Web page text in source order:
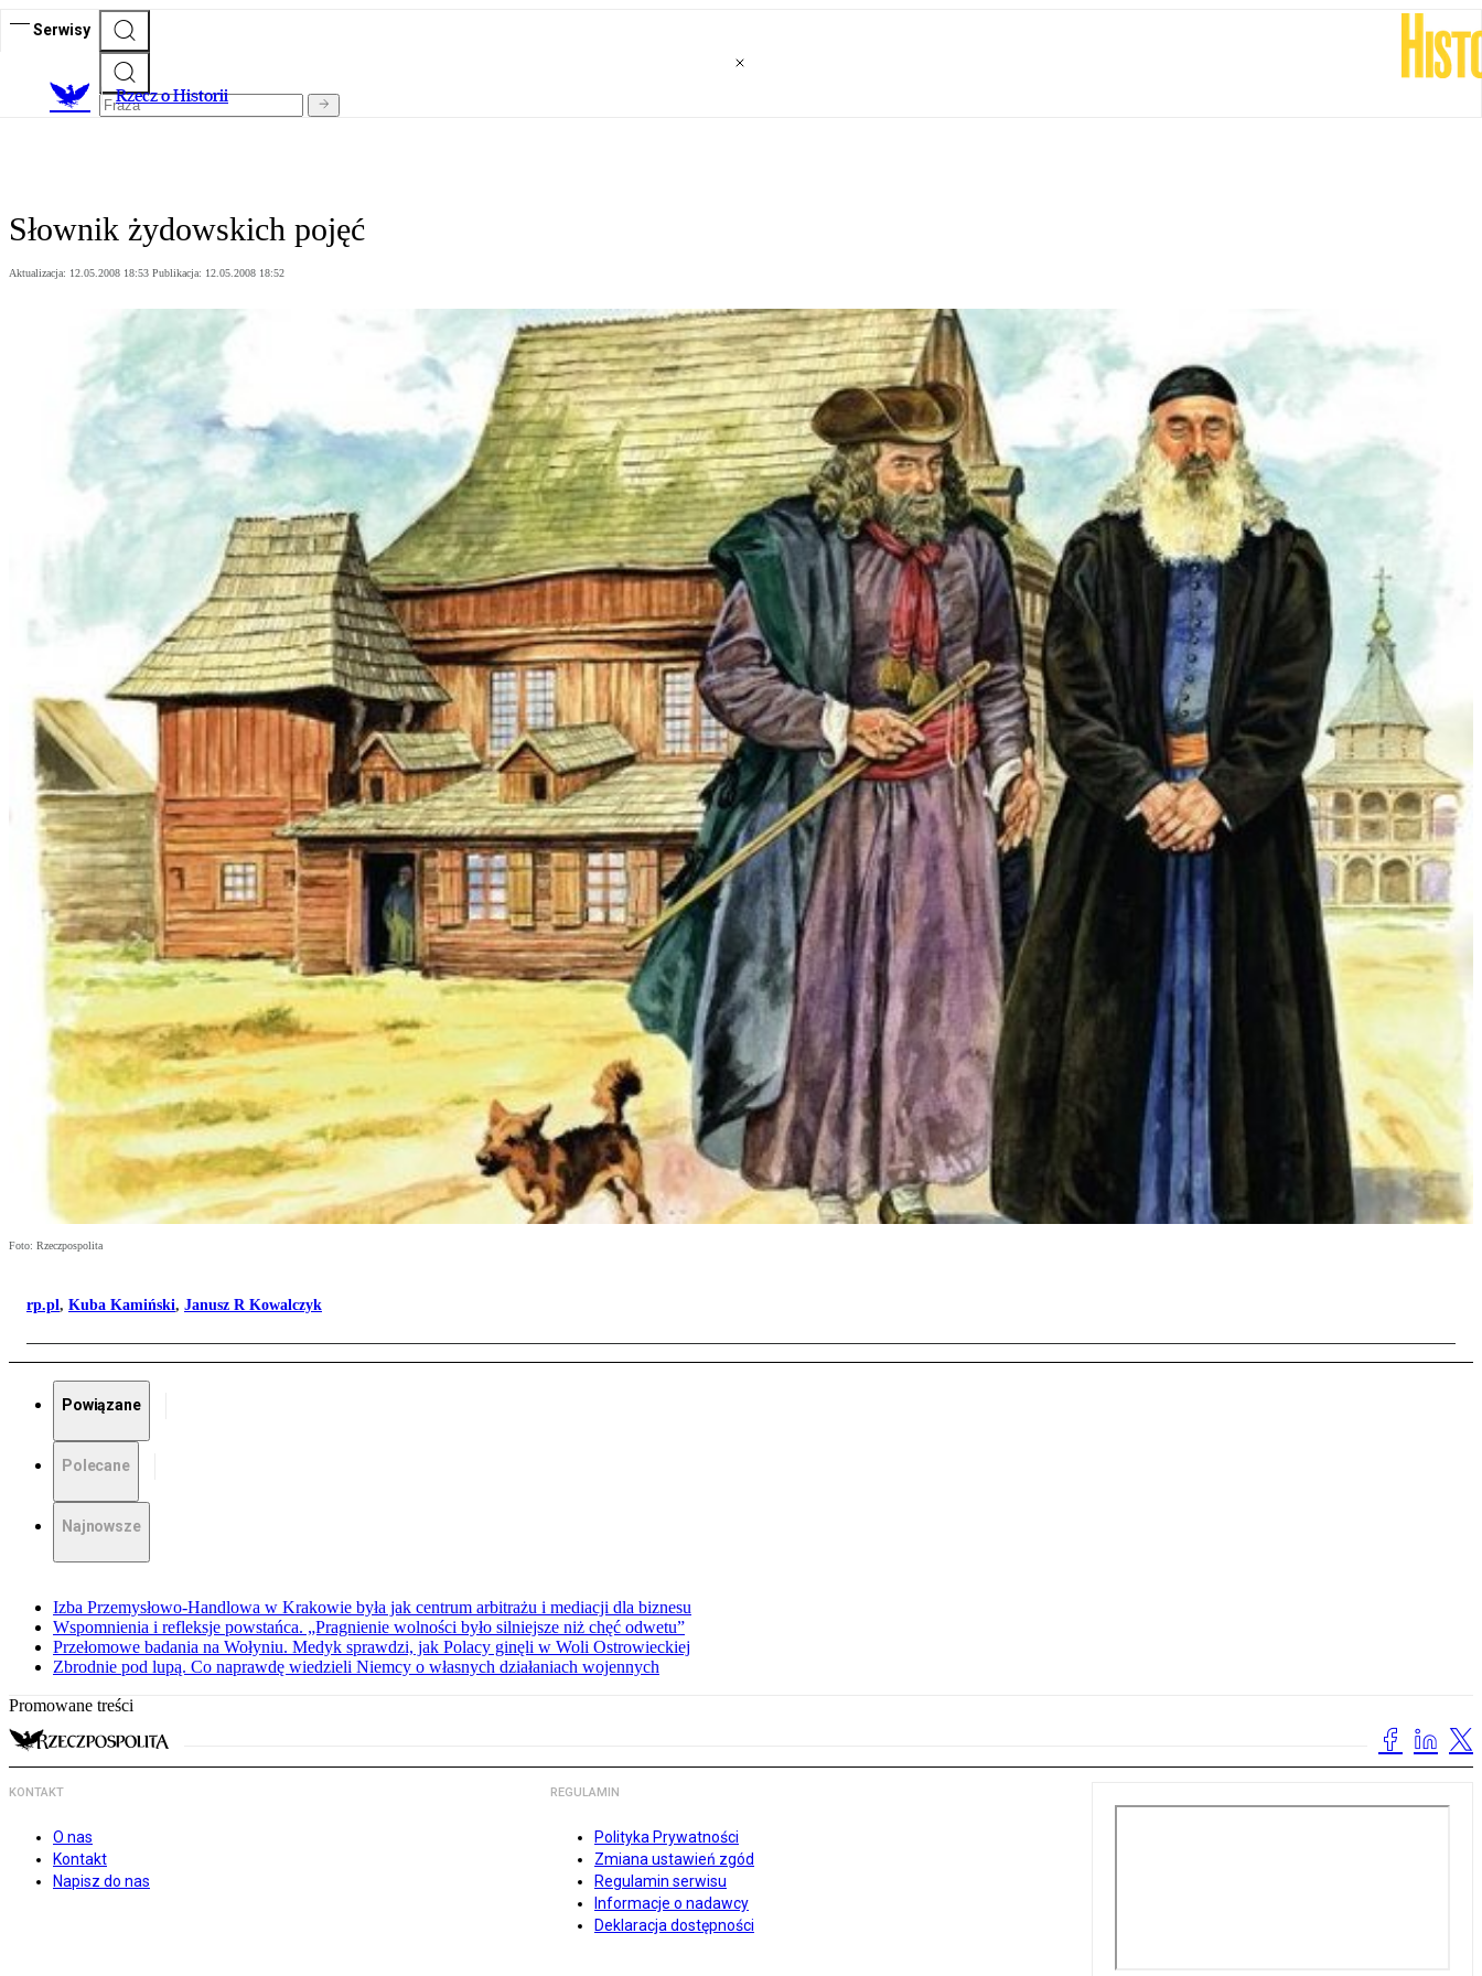
Serwisy
Rzecz o Historii
Słownik żydowskich pojęć
Aktualizacja: 12.05.2008 18:53 Publikacja: 12.05.2008 18:52
Foto: Rzeczpospolita
rp.pl, Kuba Kamiński, Janusz R Kowalczyk
Powiązane
Polecane
Najnowsze
Izba Przemysłowo-Handlowa w Krakowie była jak centrum arbitrażu i mediacji dla biznesu
Wspomnienia i refleksje powstańca. „Pragnienie wolności było silniejsze niż chęć odwetu”
Przełomowe badania na Wołyniu. Medyk sprawdzi, jak Polacy ginęli w Woli Ostrowieckiej
Zbrodnie pod lupą. Co naprawdę wiedzieli Niemcy o własnych działaniach wojennych
Promowane treści
KONTAKT
O nas
Kontakt
Napisz do nas
REGULAMIN
Polityka Prywatności
Zmiana ustawień zgód
Regulamin serwisu
Informacje o nadawcy
Deklaracja dostępności